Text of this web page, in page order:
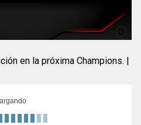
en la próxima Champions. |